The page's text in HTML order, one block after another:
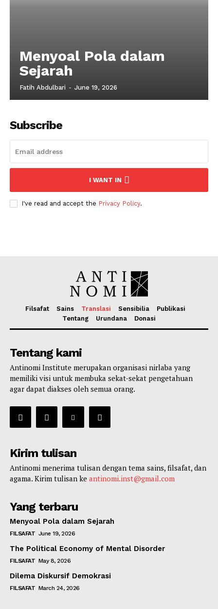
Menyoal Pola dalam
Sejarah
Fatih Abdulbari - June 19, 2026
Subscribe
I WANT IN
I've read and accept the Privacy Policy.
Filsafat Sains Translasi Sensibilia
Publikasi
Tentang
Urundana Donasi
Tentang kami
Antinomi Institute merupakan organisasi nirlaba yang
memiliki visi untuk membuka sekat-sekat pengetahuan
agar dapat diakses oleh semua orang.
Kirim tulisan
Antinomi menerima tulisan dengan tema sains, filsafat, dan
agama. Kirim tulisan ke antinomi.inst@gmail.com
Yang terbaru
Menyoal Pola dalam Sejarah
FILSAFAT June 19, 2026
The Political Economy of Mental Disorder
FILSAFAT May 8, 2026
Dilema Diskursif Demokrasi
FILSAFAT March 24, 2026